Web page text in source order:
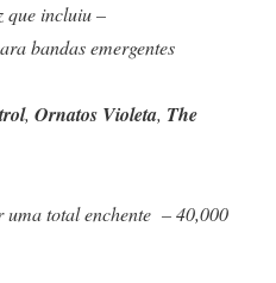
que incluiu –
bandas emergentes
, Ornatos Violeta, The
uma total enchente – 40,000